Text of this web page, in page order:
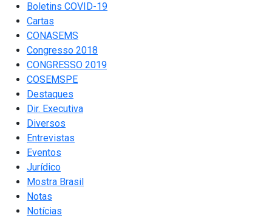
Boletins COVID-19
Cartas
CONASEMS
Congresso 2018
CONGRESSO 2019
COSEMSPE
Destaques
Dir. Executiva
Diversos
Entrevistas
Eventos
Jurídico
Mostra Brasil
Notas
Notícias